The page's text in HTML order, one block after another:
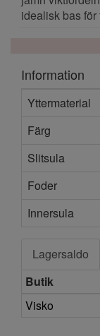
idealisk bas för
Information
Yttermaterial
Färg
Slitsula
Foder
Innersula
Lagersaldo
Butik
Visko